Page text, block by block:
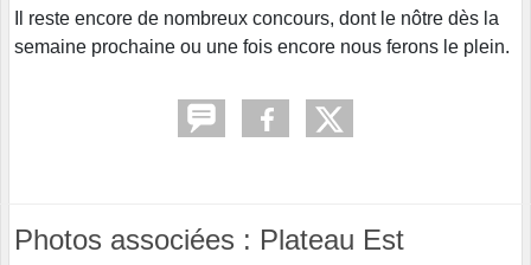
Il reste encore de nombreux concours, dont le nôtre dès la
semaine prochaine ou une fois encore nous ferons le plein.
Photos associées : Plateau Est